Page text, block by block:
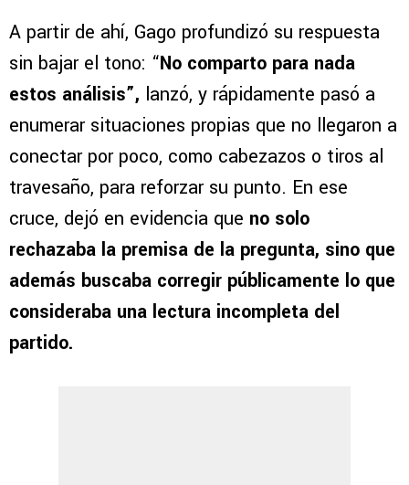
A partir de ahí, Gago profundizó su respuesta
sin bajar el tono: “No comparto para nada
estos análisis”, lanzó, y rápidamente pasó a
enumerar situaciones propias que no llegaron a
conectar por poco, como cabezazos o tiros al
travesaño, para reforzar su punto. En ese
cruce, dejó en evidencia que no solo
rechazaba la premisa de la pregunta, sino que
además buscaba corregir públicamente lo que
consideraba una lectura incompleta del
partido.